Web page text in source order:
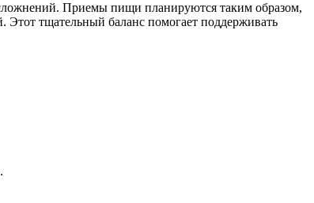
Приемы пищи планируются таким образом,
тщательный баланс помогает поддерживать